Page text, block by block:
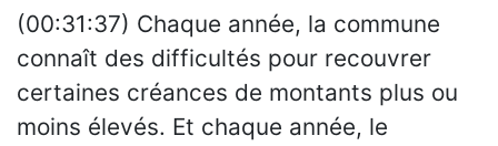
(00:31:37) Chaque année, la commune
connaît des difficultés pour recouvrer
certaines créances de montants plus ou
moins élevés. Et chaque année, le